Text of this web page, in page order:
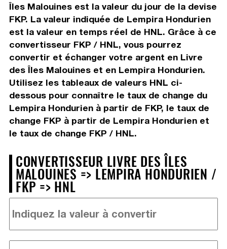
Îles Malouines est la valeur du jour de la devise
FKP. La valeur indiquée de Lempira Hondurien
est la valeur en temps réel de HNL. Grâce à ce
convertisseur FKP / HNL, vous pourrez
convertir et échanger votre argent en Livre
des Îles Malouines et en Lempira Hondurien.
Utilisez les tableaux de valeurs HNL ci-
dessous pour connaître le taux de change du
Lempira Hondurien à partir de FKP, le taux de
change FKP à partir de Lempira Hondurien et
le taux de change FKP / HNL.
CONVERTISSEUR LIVRE DES ÎLES
MALOUINES => LEMPIRA HONDURIEN /
FKP => HNL